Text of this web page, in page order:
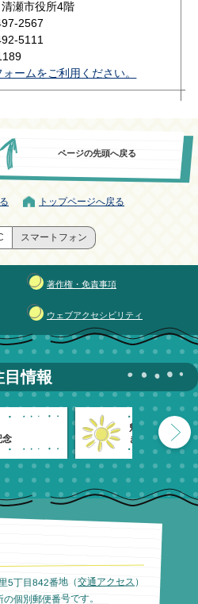
瀬市役所4階
2567
5111
ームをご利用ください。
ページの先頭へ戻る
トップページへ戻る
スマートフォン
著作権・免責事項
ウェブアクセシビリティ
目情報
念
魅力発信！
きよせのーと。
5丁目842番地（交通アクセス ）
個別郵便番号です。